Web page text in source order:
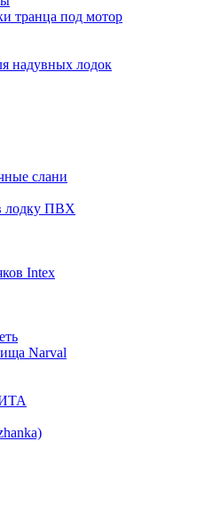
транца под мотор
надувных лодок
слани
лодку ПВХ
Intex
Narval